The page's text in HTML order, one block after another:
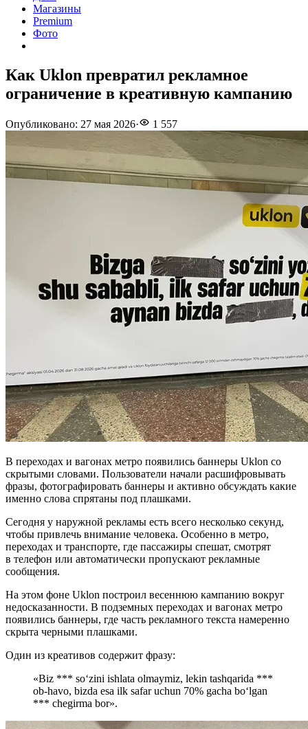
Магазины
Premium
Фото
Как Uklon превратил рекламное
ограничение в креативную кампанию
Опубликовано: 27 мая 2026· 1 557
В переходах и вагонах метро появились баннеры Uklon со
скрытыми словами. Пользователи начали расшифровывать
фразы, фотографировать баннеры и активно обсуждать какие
именно слова спрятаны под плашками.
Сегодня у наружной рекламы есть всего несколько секунд,
чтобы привлечь внимание человека. Особенно в метро,
переходах и транспорте, где пассажиры спешат, смотрят
в телефон или автоматически пропускают рекламные
сообщения.
На этом фоне Uklon построил весеннюю кампанию вокруг
недосказанности. В подземных переходах и вагонах метро
появились баннеры, где часть рекламного текста намеренно
скрыта черными плашками.
Один из креативов содержит фразу:
«Biz *** so‘zini ishlata olmaymiz, lekin tashqarida ***
ob-havo, bizda esa ilk safar uchun 70% gacha bo‘lgan
*** chegirma bor».